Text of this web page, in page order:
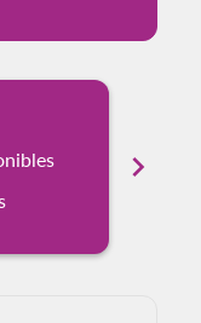
chevron_right